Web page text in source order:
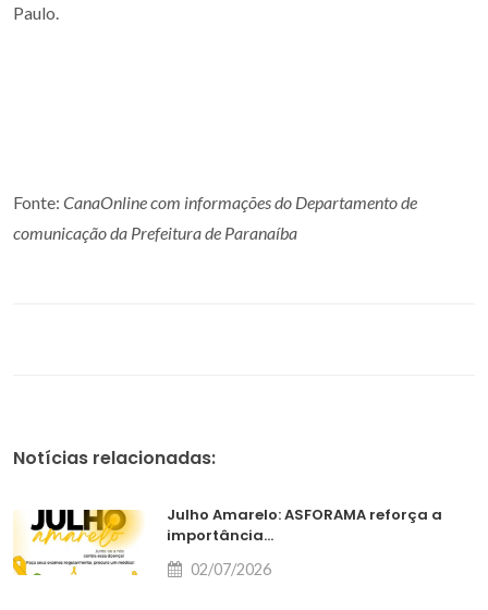
Paulo.
Fonte: CanaOnline com informações do Departamento de
comunicação da Prefeitura de Paranaíba
Notícias relacionadas:
Julho Amarelo: ASFORAMA reforça a
importância...
02/07/2026